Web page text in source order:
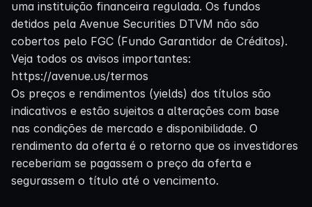
uma instituição financeira regulada. Os fundos
detidos pela Avenue Securities DTVM não são
cobertos pelo FGC (Fundo Garantidor de Créditos).
Veja todos os avisos importantes:
https://avenue.us/termos
Os preços e rendimentos (yields) dos títulos são
indicativos e estão sujeitos a alterações com base
nas condições de mercado e disponibilidade. O
rendimento da oferta é o retorno que os investidores
receberiam se pagassem o preço da oferta e
segurassem o título até o vencimento.